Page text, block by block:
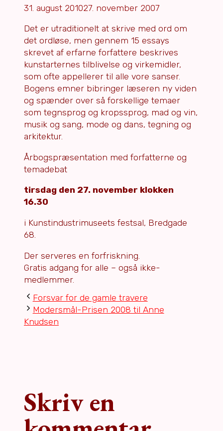
31. august 201027. november 2007
Det er utraditionelt at skrive med ord om
det ordløse, men gennem 15 essays
skrevet af erfarne forfattere beskrives
kunstarternes tilblivelse og virkemidler,
som ofte appellerer til alle vore sanser.
Bogens emner bibringer læseren ny viden
og spænder over så forskellige temaer
som tegnsprog og kropssprog, mad og vin,
musik og sang, mode og dans, tegning og
arkitektur.
Årbogspræsentation med forfatterne og
temadebat
tirsdag den 27. november klokken
16.30
i Kunstindustrimuseets festsal, Bredgade
68.
Der serveres en forfriskning.
Gratis adgang for alle – også ikke-
medlemmer.
Forsvar for de gamle travere
Modersmål-Prisen 2008 til Anne
Knudsen
Skriv en